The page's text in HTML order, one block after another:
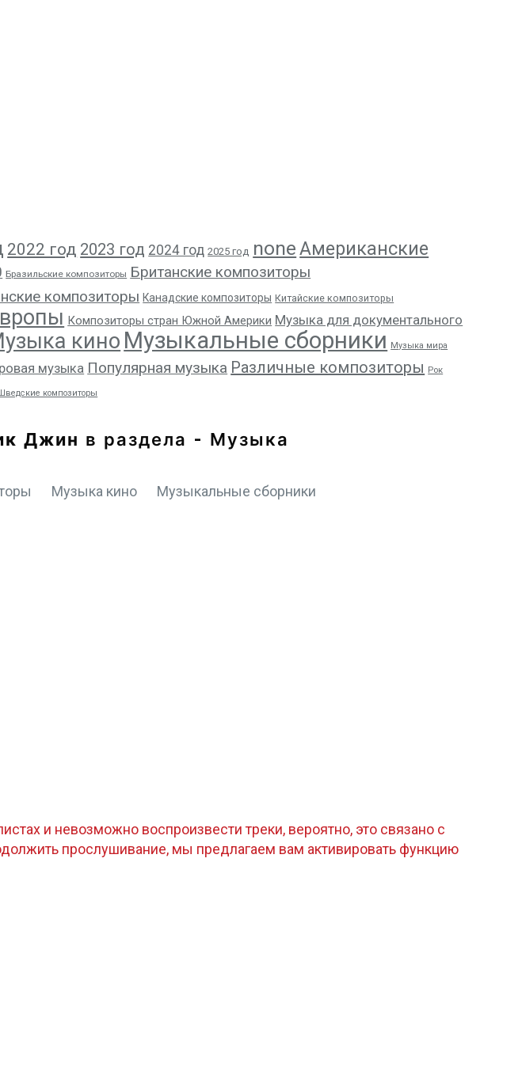
2022 год 2023 год 2024 год 2025 год noneАмериканские
Бразильские композиторы Британские композиторы
композиторы Канадские композиторы Китайские композиторы
Композиторы стран Южной Америки Музыка для документального
кино Музыкальные сборники Музыка мира
музыка Популярная музыка Различные композиторы Рок
композиторы
Джин в раздела - Музыка
Музыка кино
Музыкальные сборники
и невозможно воспроизвести треки, вероятно, это связано с
прослушивание, мы предлагаем вам активировать функцию